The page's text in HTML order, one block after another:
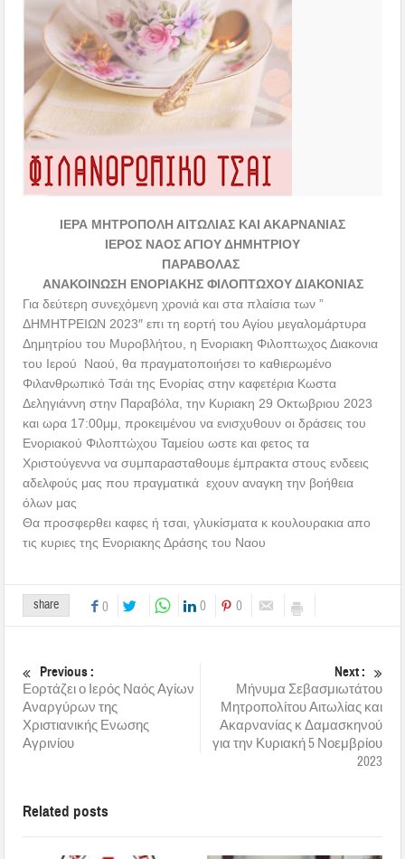
ΙΕΡΑ ΜΗΤΡΟΠΟΛΗ ΑΙΤΩΛΙΑΣ ΚΑΙ ΑΚΑΡΝΑΝΙΑΣ
ΙΕΡΟΣ ΝΑΟΣ ΑΓΙΟΥ ΔΗΜΗΤΡΙΟΥ
ΠΑΡΑΒΟΛΑΣ
ΑΝΑΚΟΙΝΩΣΗ ΕΝΟΡΙΑΚΗΣ ΦΙΛΟΠΤΩΧΟΥ ΔΙΑΚΟΝΙΑΣ
Για δεύτερη συνεχόμενη χρονιά και στα πλαίσια των ”
ΔΗΜΗΤΡΕΙΩΝ 2023″ επι τη εορτή του Αγίου μεγαλομάρτυρα
Δημητρίου του Μυροβλήτου, η Ενοριακη Φιλοπτωχος Διακονια
του Ιερού Ναού, θα πραγματοποιήσει το καθιερωμένο
Φιλανθρωπικό Τσάι της Ενορίας στην καφετέρια Κωστα
Δεληγιάννη στην Παραβόλα, την Κυριακη 29 Οκτωβριου 2023
και ωρα 17:00μμ, προκειμένου να ενισχυθουν οι δράσεις του
Ενοριακού Φιλοπτώχου Ταμείου ωστε και φετος τα
Χριστούγεννα να συμπαρασταθουμε έμπρακτα στους ενδεεις
αδελφούς μας που πραγματικά εχουν αναγκη την βοήθεια
όλων μας
Θα προσφερθει καφες ή τσαι, γλυκίσματα κ κουλουρακια απο
τις κυριες της Ενοριακης Δράσης του Ναου
share 0 0 0
Previous :
Εορτάζει ο Ιερός Ναός Αγίων
Αναργύρων της
Χριστιανικής Ενωσης
Αγρινίου
Next :
Μήνυμα Σεβασμιωτάτου
Μητροπολίτου Αιτωλίας και
Ακαρνανίας κ Δαμασκηνού
για την Κυριακή 5 Νοεμβρίου
2023
Related posts